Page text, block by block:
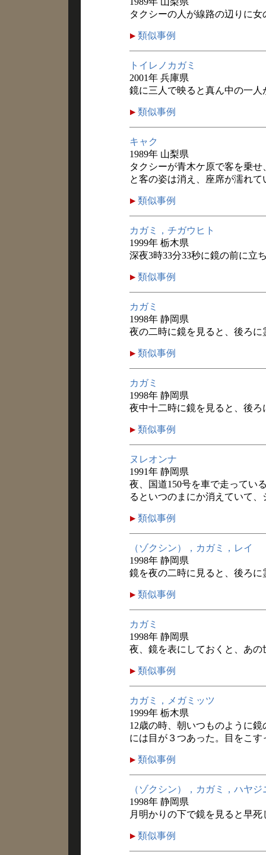
タクシーの人が線路の辺りに
類似事例
トイレノカガミ
2001年 兵庫県
鏡に三人で映ると真ん中の一人
類似事例
キャク
1989年 山梨県
タクシーが青木ケ原で客を乗
と客の姿は消え、座席が濡れて
類似事例
カガミ，チガウヒト
1999年 栃木県
深夜3時33分33秒に鏡の前に立
類似事例
カガミ
1998年 静岡県
夜の二時に鏡を見ると、後ろに
類似事例
カガミ
1998年 静岡県
夜中十二時に鏡を見ると、後
類似事例
ヌレオンナ
1991年 静岡県
夜、国道150号を車で走ってい
るといつのまにか消えていて
類似事例
（ゾクシン），カガミ，レイ
1998年 静岡県
鏡を夜の二時に見ると、後ろに
類似事例
カガミ
1998年 静岡県
夜、鏡を表にしておくと、あの
類似事例
カガミ，メガミッツ
1999年 栃木県
12歳の時、朝いつものように
には目が３つあった。目をこ
類似事例
（ゾクシン），カガミ，ハヤジ
1998年 静岡県
月明かりの下で鏡を見ると早死
類似事例